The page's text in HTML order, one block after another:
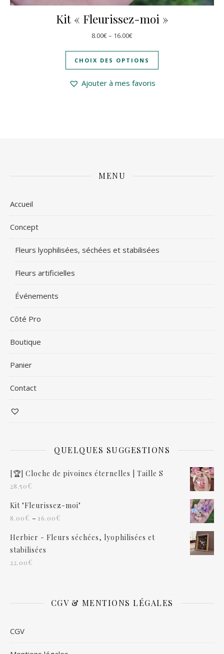
Kit « Fleurissez-moi »
8.00€– 16.00€
CHOIX DES OPTIONS
Ajouter à mes favoris
MENU
Accueil
Concept
Fleurs lyophilisées, séchées et stabilisées
Fleurs artificielles
Événements
Côté Pro
Boutique
Panier
Contact
QUELQUES SUGGESTIONS
[🏆] Cloche de pivoines éternelles | Taille S
28.50€
Kit "Fleurissez-moi"
8.00€ – 16.00€
Herbier - Fleurs séchées, lyophilisées et
stabilisées
22.00€
CGV & MENTIONS LÉGALES
CGV